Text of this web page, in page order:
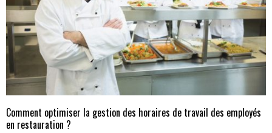
Comment optimiser la gestion des horaires de travail des employés
en restauration ?